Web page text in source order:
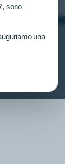
sono
una